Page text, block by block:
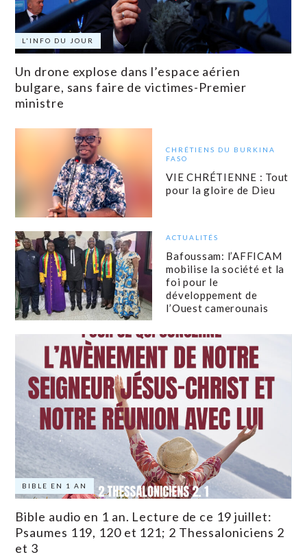
L'INFO DU JOUR
Un drone explose dans l’espace aérien
bulgare, sans faire de victimes-Premier
ministre
CHRÉTIENS DU BURKINA
FASO
VIE CHRÉTIENNE : Tout
pour la gloire de Dieu
ACTUALITÉS
Bafoussam: l’AFFICAM
mobilise la société et la
foi pour le
développement de
l’Ouest camerounais
BIBLE EN 1 AN
Bible audio en 1 an. Lecture de ce 19 juillet:
Psaumes 119, 120 et 121; 2 Thessaloniciens 2
et 3